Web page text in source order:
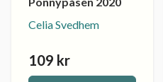
Celia Svedhem
109 kr